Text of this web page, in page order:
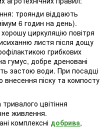
троянди віддають
6 годин на день).
циркуляцію повітря
листя після дощу
грибкових
гумус, добре дреновані
застою води. При посадці
внесення піску та компосту
цвітіння
живлення.
комплексні добрива,